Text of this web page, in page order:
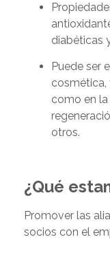
diabéticas
Puede ser
como en
otros.
¿Qué
Promover las
socios con el